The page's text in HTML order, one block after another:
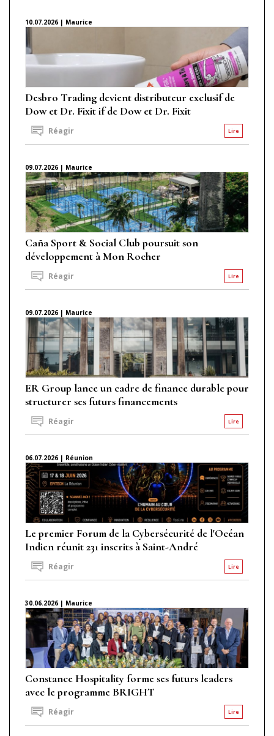
10.07.2026 | Maurice
Desbro Trading devient distributeur exclusif de
Dow et Dr. Fixit if de Dow et Dr. Fixit
Lire
Réagir
09.07.2026 | Maurice
Caña Sport & Social Club poursuit son
développement à Mon Rocher
Lire
Réagir
09.07.2026 | Maurice
ER Group lance un cadre de finance durable pour
structurer ses futurs financements
Lire
Réagir
06.07.2026 | Réunion
Le premier Forum de la Cybersécurité de l'Océan
Indien réunit 231 inscrits à Saint-André
Lire
Réagir
30.06.2026 | Maurice
Constance Hospitality forme ses futurs leaders
avec le programme BRIGHT
Lire
Réagir